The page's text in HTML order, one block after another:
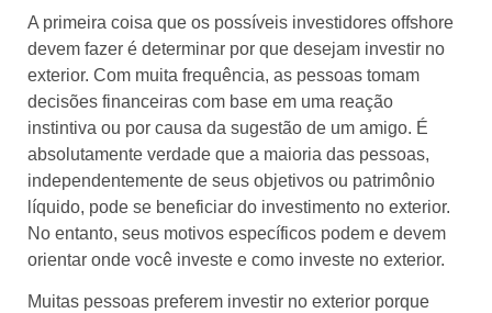
A primeira coisa que os possíveis investidores offshore
devem fazer é determinar por que desejam investir no
exterior. Com muita frequência, as pessoas tomam
decisões financeiras com base em uma reação
instintiva ou por causa da sugestão de um amigo. É
absolutamente verdade que a maioria das pessoas,
independentemente de seus objetivos ou patrimônio
líquido, pode se beneficiar do investimento no exterior.
No entanto, seus motivos específicos podem e devem
orientar onde você investe e como investe no exterior.
Muitas pessoas preferem investir no exterior porque